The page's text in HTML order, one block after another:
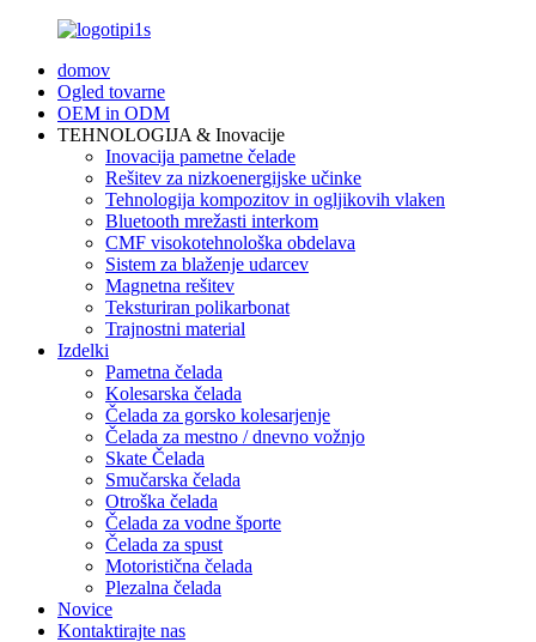
domov
Ogled tovarne
OEM in ODM
TEHNOLOGIJA & Inovacije
Inovacija pametne čelade
Rešitev za nizkoenergijske učinke
Tehnologija kompozitov in ogljikovih vlaken
Bluetooth mrežasti interkom
CMF visokotehnološka obdelava
Sistem za blaženje udarcev
Magnetna rešitev
Teksturiran polikarbonat
Trajnostni material
Izdelki
Pametna čelada
Kolesarska čelada
Čelada za gorsko kolesarjenje
Čelada za mestno / dnevno vožnjo
Skate Čelada
Smučarska čelada
Otroška čelada
Čelada za vodne športe
Čelada za spust
Motoristična čelada
Plezalna čelada
Novice
Kontaktirajte nas